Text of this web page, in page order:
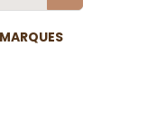
MARQUES